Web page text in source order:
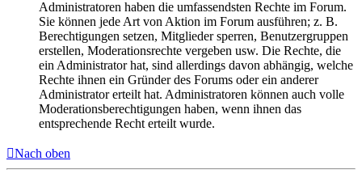
Administratoren haben die umfassendsten Rechte im Forum.
Sie können jede Art von Aktion im Forum ausführen; z. B.
Berechtigungen setzen, Mitglieder sperren, Benutzergruppen
erstellen, Moderationsrechte vergeben usw. Die Rechte, die
ein Administrator hat, sind allerdings davon abhängig, welche
Rechte ihnen ein Gründer des Forums oder ein anderer
Administrator erteilt hat. Administratoren können auch volle
Moderationsberechtigungen haben, wenn ihnen das
entsprechende Recht erteilt wurde.
Nach oben